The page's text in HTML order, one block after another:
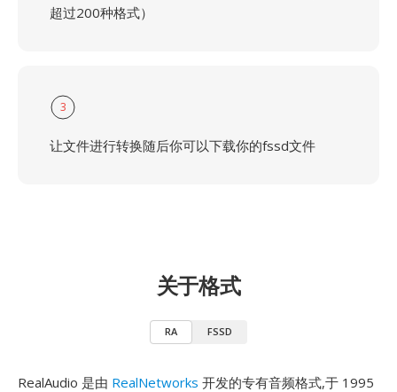
超过200种格式）
3
让文件进行转换随后你可以下载你的fssd文件
关于格式
RA FSSD
RealAudio 是由 RealNetworks 开发的专有音频格式,于 1995